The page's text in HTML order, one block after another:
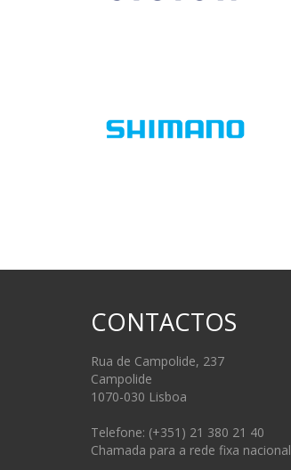
CONTACTOS
Rua de Campolide, 237
Campolide
1070-030 Lisboa
Telefone: (+351) 21 380 21 40
Chamada para a rede fixa nacional